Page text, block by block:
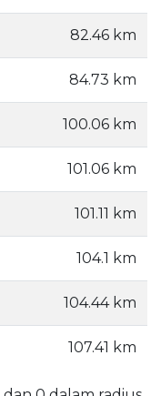
82.46 km
84.73 km
100.06 km
101.06 km
101.11 km
104.1 km
104.44 km
107.41 km